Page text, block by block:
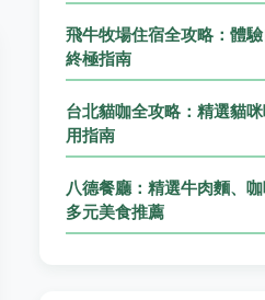
飛牛牧場住宿全攻略：體
終極指南
台北貓咖全攻略：精選貓
用指南
八德餐廳：精選牛肉麵、
多元美食推薦